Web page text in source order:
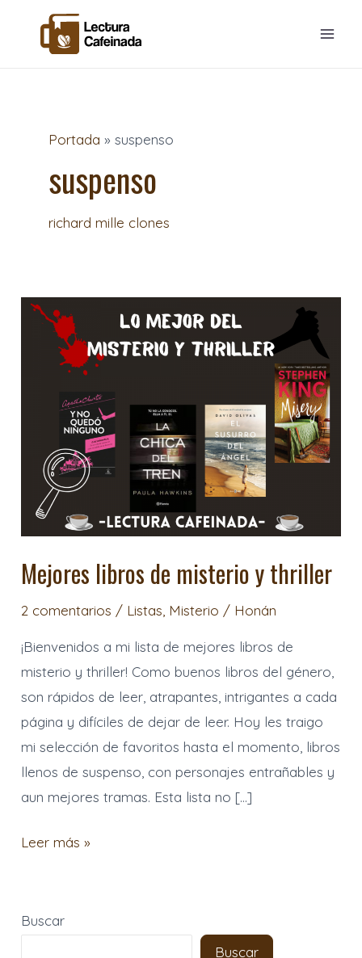
Portada »suspenso
suspenso
richard mille clones
Mejores libros de misterio y thriller
2 comentarios / Listas Misterio / Honán
¡Bienvenidos a mi lista de mejores libros de
misterio y thriller! Como buenos libros del género,
son rápidos de leer, atrapantes, intrigantes a cada
página y difíciles de dejar de leer. Hoy les traigo
mi selección de favoritos hasta el momento, libros
llenos de suspenso, con personajes entrañables y
aun mejores tramas. Esta lista no […]
Mejores
libros
Leer más »
Buscar
Buscar